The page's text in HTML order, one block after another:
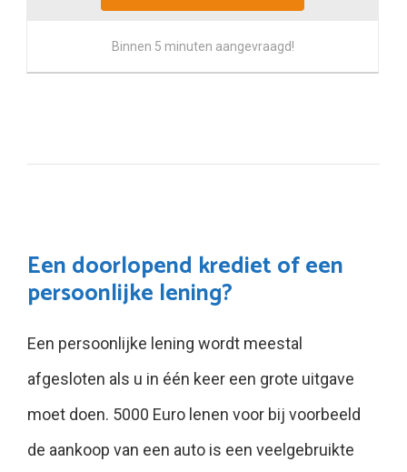
Binnen 5 minuten aangevraagd!
Een doorlopend krediet of een
persoonlijke lening?
Een persoonlijke lening wordt meestal
afgesloten als u in één keer een grote uitgave
moet doen. 5000 Euro lenen voor bij voorbeeld
de aankoop van een auto is een veelgebruikte